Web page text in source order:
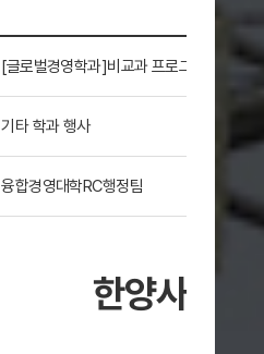
[글로벌경영학과]비교과 프로그램 졸업
기타 학과 행사
융합경영대학RC행정팀
한양사이버